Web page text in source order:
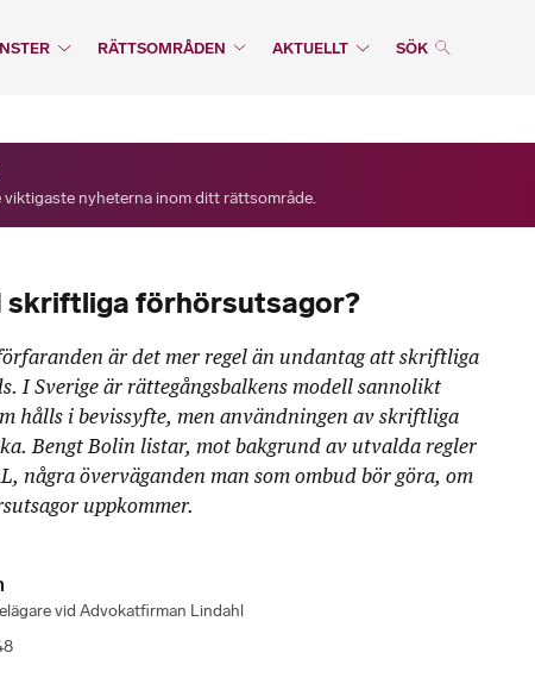
RÄTTSOMRÅDEN AKTUELLT SÖK
nyheterna inom ditt rättsområde.
skriftliga förhörsutsagor?
är det mer regel än undantag att skriftliga
I Sverige är rättegångsbalkens modell sannolikt
hålls i bevissyfte, men användningen av skriftliga
Bengt Bolin listar, mot bakgrund av utvalda regler
några överväganden man som ombud bör göra, om
uppkommer.
vid Advokatfirman Lindahl